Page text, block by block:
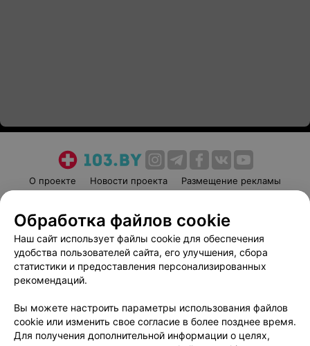
О проекте Новости проекта
Размещение рекламы
Пользовательское соглашение
Способы оплаты
Вакансии
Партнеры
Написать руководителю 103.by
Обработка персональных данных
Обработка файлов cookie
Наш сайт использует файлы cookie для обеспечения
удобства пользователей сайта, его улучшения, сбора
статистики и предоставления персонализированных
рекомендаций.
Вы можете настроить параметры использования файлов
cookie или изменить свое согласие в более позднее время.
Для получения дополнительной информации о целях,